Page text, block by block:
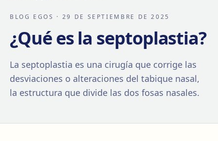
BLOG EGOS · 29 DE SEPTIEMBRE DE 2025
¿Qué es la septoplastia?
La septoplastia es una cirugía que corrige las
desviaciones o alteraciones del tabique nasal,
la estructura que divide las dos fosas nasales.